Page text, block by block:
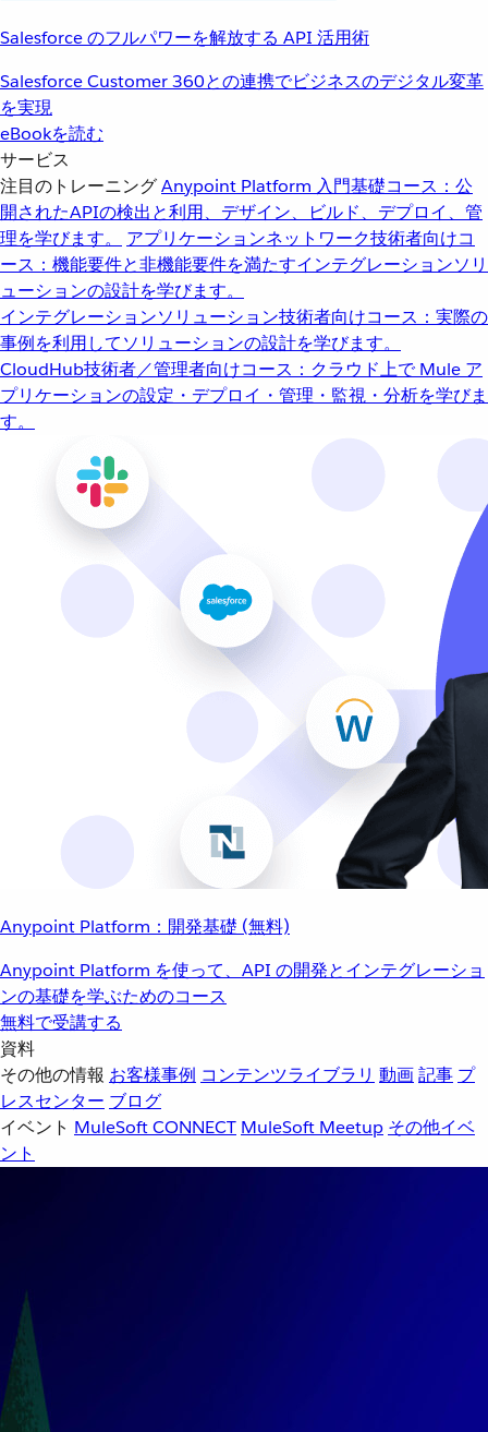
Salesforce のフルパワーを解放する API 活用術
Salesforce Customer 360との連携でビジネスのデジタル変革
を実現
eBookを読む
サービス
注目のトレーニングAnypoint Platform 入門基礎コース：公
開されたAPIの検出と利用、デザイン、ビルド、デプロイ、管
理を学びます。
アプリケーションネットワーク技術者向けコ
ース：機能要件と非機能要件を満たすインテグレーションソリ
ューションの設計を学びます。
インテグレーションソリューション技術者向けコース：実際の
事例を利用してソリューションの設計を学びます。
CloudHub技術者／管理者向けコース：クラウド上で Mule ア
プリケーションの設定・デプロイ・管理・監視・分析を学びま
す。
Anypoint Platform：開発基礎 (無料)
Anypoint Platform を使って、API の開発とインテグレーショ
ンの基礎を学ぶためのコース
無料で受講する
資料
その他の情報 お客様事例 コンテンツライブラリ 動画記事 プ
レスセンター ブログ
イベント MuleSoft CONNECT MuleSoft Meetup その他イベ
ント